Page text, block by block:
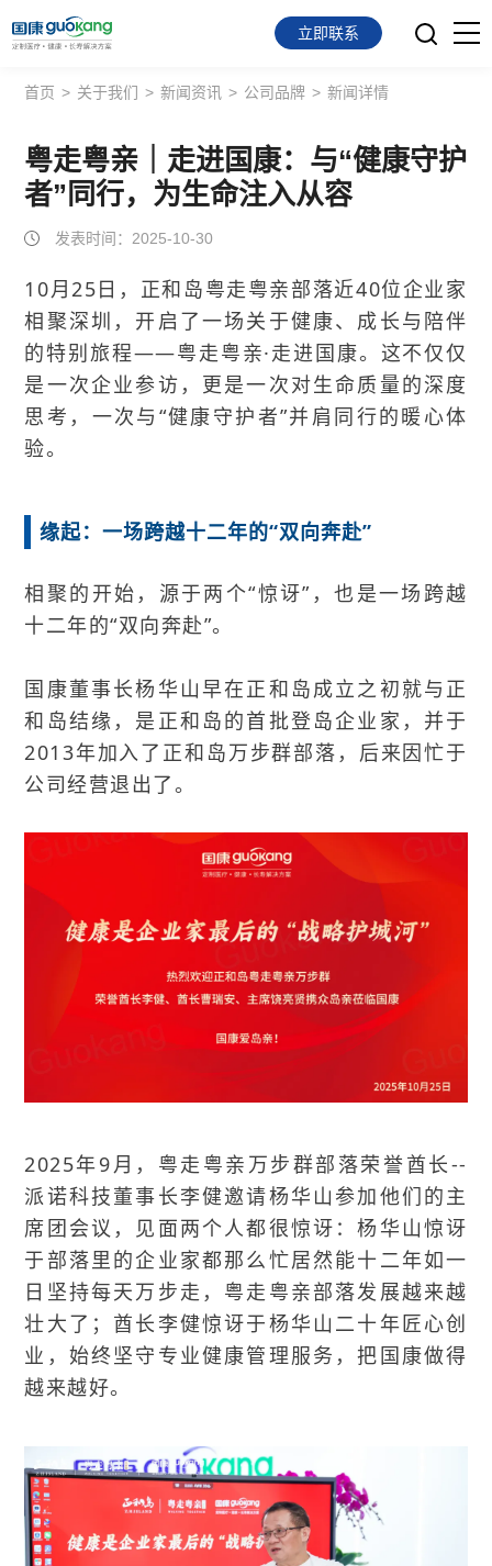
首页
面向会员
面向企业
关于我们
立即联系
首页 > 关于我们 > 新闻资讯 > 公司品牌 > 新闻详情
粤走粤亲｜走进国康：与“健康守护
者”同行，为生命注入从容
发表时间：2025-10-30
10月25日，正和岛粤走粤亲部落近40位企业家
相聚深圳，开启了一场关于健康、成长与陪伴
的特别旅程——粤走粤亲·走进国康。这不仅仅
是一次企业参访，更是一次对生命质量的深度
思考，一次与“健康守护者”并肩同行的暖心体
验。
缘起：一场跨越十二年的“双向奔赴”
相聚的开始，源于两个“惊讶”，也是一场跨越
十二年的“双向奔赴”。
国康董事长杨华山早在正和岛成立之初就与正
和岛结缘，是正和岛的首批登岛企业家，并于
2013年加入了正和岛万步群部落，后来因忙于
公司经营退出了。
2025年9月，粤走粤亲万步群部落荣誉酋长--
派诺科技董事长李健邀请杨华山参加他们的主
席团会议，见面两个人都很惊讶：杨华山惊讶
于部落里的企业家都那么忙居然能十二年如一
日坚持每天万步走，粤走粤亲部落发展越来越
壮大了；酋长李健惊讶于杨华山二十年匠心创
业，始终坚守专业健康管理服务，把国康做得
越来越好。